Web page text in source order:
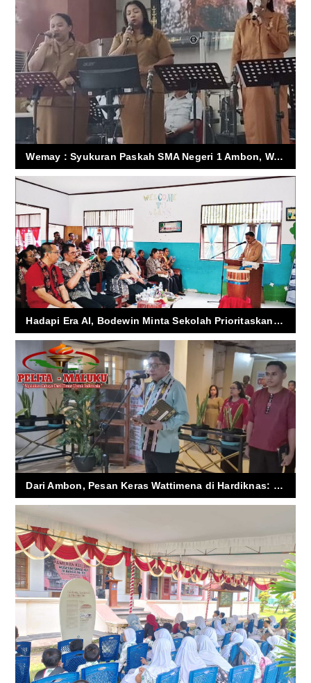
Wemay : Syukuran Paskah SMA Negeri 1 Ambon, Waktu Yang Tepat Pererat Tali Persaudaraan
Hadapi Era AI, Bodewin Minta Sekolah Prioritaskan Pendidikan Karakter
Dari Ambon, Pesan Keras Wattimena di Hardiknas: Perbaiki Pendidikan atau Tertinggal